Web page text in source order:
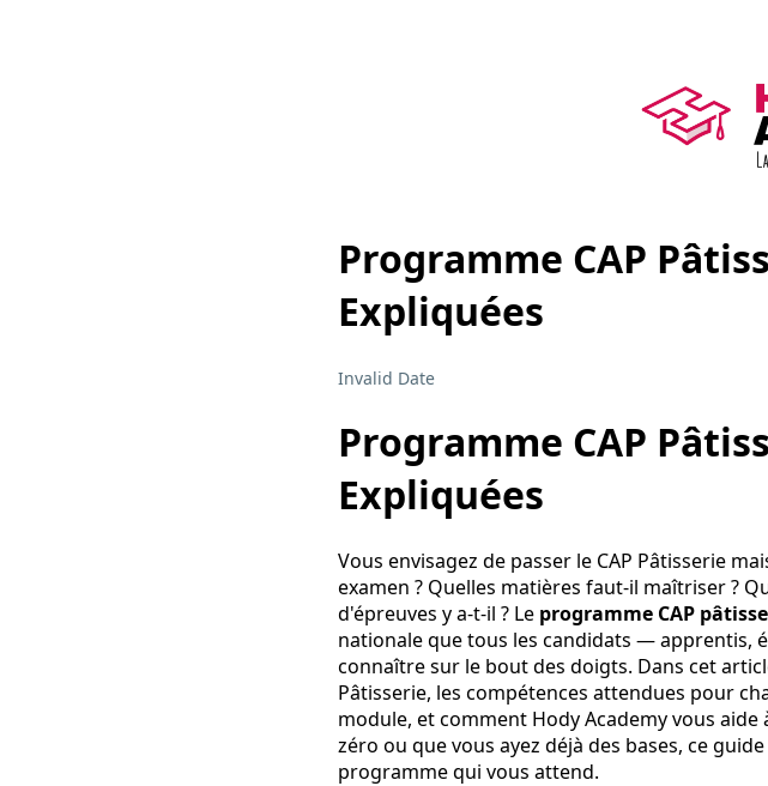
Programme CAP
Expliquées
Invalid Date
Programme CAP
Expliquées
Vous envisagez de passer le CAP Pâtisserie
examen ? Quelles matières faut-il maîtriser ?
d'épreuves y a-t-il ? Le programme CAP
nationale que tous les candidats — apprentis,
connaître sur le bout des doigts. Dans cet
Pâtisserie, les compétences attendues pour
module, et comment Hody Academy vous
zéro ou que vous ayez déjà des bases, ce
programme qui vous attend.